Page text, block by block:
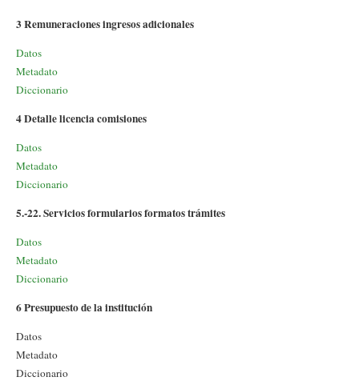
3 Remuneraciones ingresos adicionales
Datos
Metadato
Diccionario
4 Detalle licencia comisiones
Datos
Metadato
Diccionario
5.-22. Servicios formularios formatos trámites
Datos
Metadato
Diccionario
6 Presupuesto de la institución
Datos
Metadato
Diccionario